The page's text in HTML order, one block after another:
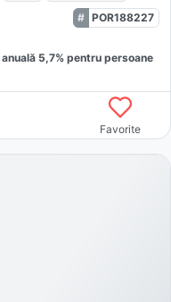
POR188227
anuală 5,7% pentru persoane
Favorite